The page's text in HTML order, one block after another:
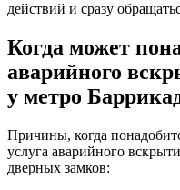
действий и сразу
Когда может
аварийного
у метро
Причины, когда
услуга аварийного
дверных замков: